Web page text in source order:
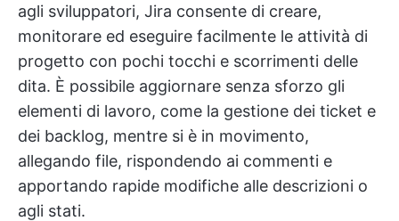
agli sviluppatori, Jira consente di creare,
monitorare ed eseguire facilmente le attività di
progetto con pochi tocchi e scorrimenti delle
dita. È possibile aggiornare senza sforzo gli
elementi di lavoro, come la gestione dei ticket e
dei backlog, mentre si è in movimento,
allegando file, rispondendo ai commenti e
apportando rapide modifiche alle descrizioni o
agli stati.